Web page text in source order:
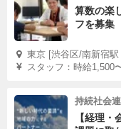
算数の楽
フを募集
東京 [渋谷区/南新宿駅
スタッフ：時給1,500
持続社会
【経理